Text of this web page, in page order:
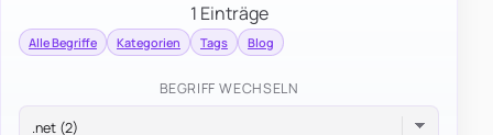
1 Einträge
Alle Begriffe Kategorien Tags Blog
BEGRIFF WECHSELN